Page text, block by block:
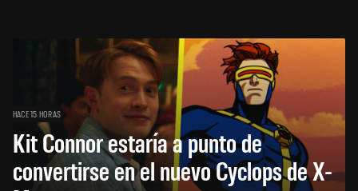
HACE 15 HORAS
Kit Connor estaría a punto de
convertirse en el nuevo Cyclops de X-